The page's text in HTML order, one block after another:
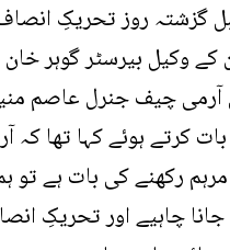
روز تحریکِ انصاف
وکیل بیرسٹر گوہر خان
چیف جنرل عاصم
کرتے ہوئے کہا تھا
رکھنے کی بات ہے تو
جانا چاہیے اور تحریکِ